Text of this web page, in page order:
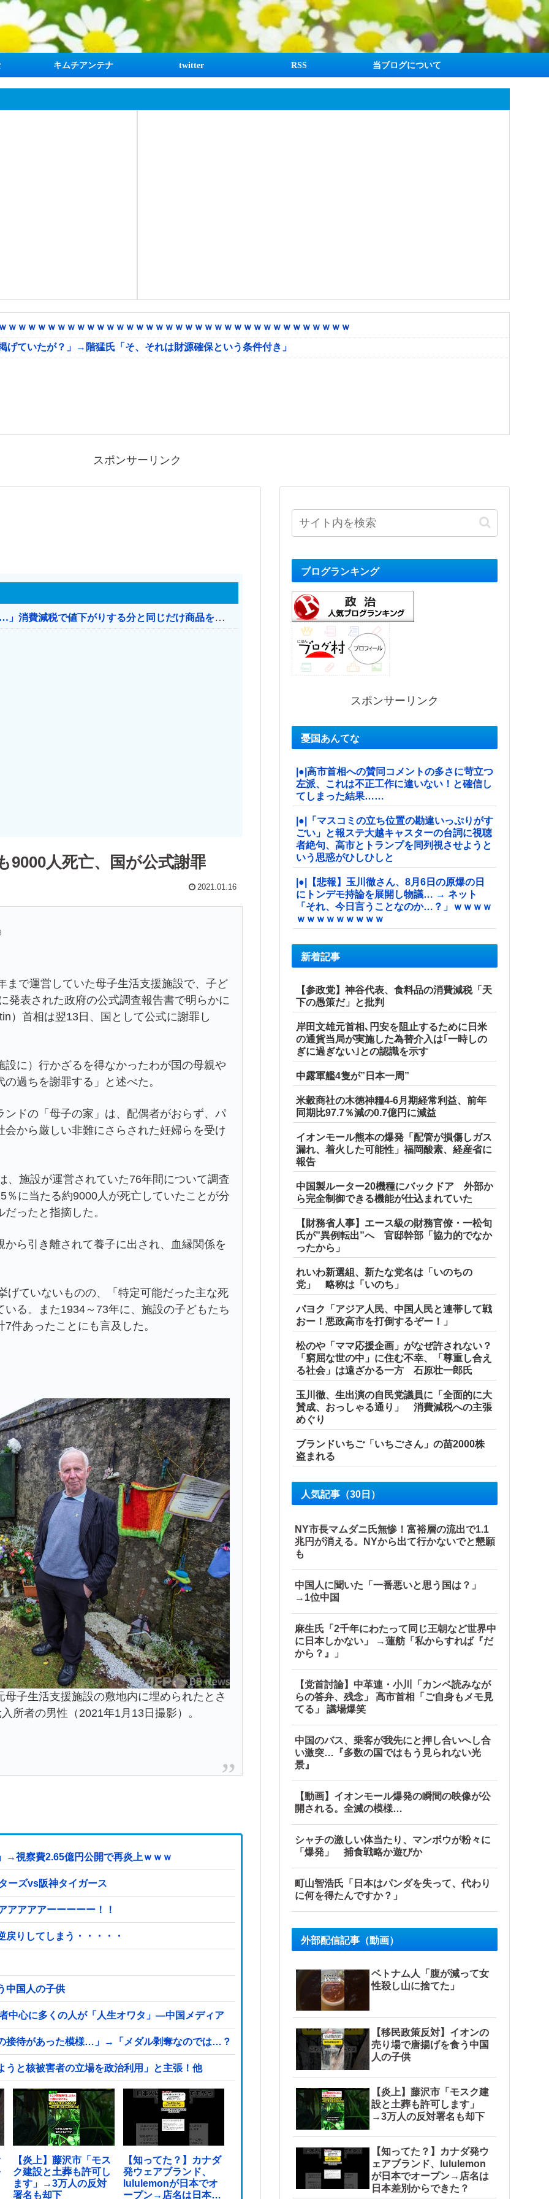
キムチアンテナ twitter RSS 当ブログについて
ｗｗｗｗｗｗｗｗｗｗｗｗｗｗｗｗｗｗｗｗｗｗｗｗｗｗｗｗｗｗｗｗｗｗ
ていたが？」→階猛氏「そ、それは財源確保という条件付き」
スポンサーリンク
【消費税率1％】 「下げるのが筋なんですけど…」消費減税で値下がりする分と同じだけ商品を値上げして店頭価格を変えない店も
9000人死亡、国が公式謝罪
2021.01.16
まで運営していた母子生活支援施設で、子ど
発表された政府の公式調査報告書で明らかに
）首相は翌13日、国として公式に謝罪し
に）行かざるを得なかったわが国の母親や
過ちを謝罪する」と述べた。
ドの「母子の家」は、配偶者がおらず、パ
から厳しい非難にさらされた妊婦らを受け
施設が運営されていた76年間について調査
に当たる約9000人が死亡していたことが分
ったと指摘した。
ら引き離されて養子に出され、血縁関係を
ていないものの、「特定可能だった主な死
る。また1934～73年に、施設の子どもたち
件あったことにも言及した。
子生活支援施設の敷地内に埋められたとさ
所者の男性（2021年1月13日撮影）。
→視察費2.65億円公開で再炎上ｗｗｗ
ーズvs阪神タイガース
アアアアーーーーー！！
りしてしまう・・・・・
中国人の子供
中心に多くの人が「人生オワタ」―中国メディア
接待があった模様…」→「メダル剥奪なのでは…？（ブルブル」＝韓国の反応
と核被害者の立場を政治利用」と主張！他
【炎上】藤沢市「モス
ク建設と土葬も許可し
ます」→3万人の反対
署名も却下
【知ってた？】カナダ
発ウェアブランド、
lululemonが日本でオ
ープン→店名は日本差
ブログランキング
スポンサーリンク
憂国あんてな
|●|高市首相への賛同コメントの多さに苛立つ
左派、これは不正工作に違いない！と確信し
てしまった結果……
|●|「マスコミの立ち位置の勘違いっぷりがす
ごい」と報ステ大越キャスターの台詞に視聴
者絶句、高市とトランプを同列視させようと
いう思惑がひしひしと
|●|【悲報】玉川徹さん、8月6日の原爆の日
にトンデモ持論を展開し物議… → ネット
「それ、今日言うことなのか…？」ｗｗｗｗ
ｗｗｗｗｗｗｗｗｗ
新着記事
【参政党】神谷代表、食料品の消費減税「天
下の愚策だ」と批判
岸田文雄元首相､円安を阻止するために日米
の通貨当局が実施した為替介入は｢一時しの
ぎに過ぎない｣との認識を示す
中露軍艦4隻が”日本一周”
米穀商社の木徳神糧4-6月期経常利益、前年
同期比97.7％減の0.7億円に減益
イオンモール熊本の爆発「配管が損傷しガス
漏れ、着火した可能性」福岡酸素、経産省に
報告
中国製ルーター20機種にバックドア 外部か
ら完全制御できる機能が仕込まれていた
【財務省人事】エース級の財務官僚・一松旬
氏が”異例転出”へ 官邸幹部「協力的でなか
ったから」
れいわ新選組、新たな党名は「いのちの
党」 略称は「いのち」
パヨク「アジア人民、中国人民と連帯して戦
おー！悪政高市を打倒するぞー！」
松のや「ママ応援企画」がなぜ許されない？
「窮屈な世の中」に住む不幸、「尊重し合え
る社会」は遠ざかる一方 石原壮一郎氏
玉川徹、生出演の自民党議員に「全面的に大
賛成、おっしゃる通り」 消費減税への主張
めぐり
ブランドいちご「いちごさん」の苗2000株
盗まれる
人気記事（30日）
NY市長マムダニ氏無惨！富裕層の流出で1.1
兆円が消える。NYから出て行かないでと懇願
も
中国人に聞いた「一番悪いと思う国は？」
→1位中国
麻生氏「2千年にわたって同じ王朝など世界中
に日本しかない」 →蓮舫「私からすれば『だ
から？』」
【党首討論】中革連・小川「カンペ読みなが
らの答弁、残念」 高市首相「ご自身もメモ見
てる」 議場爆笑
中国のバス、乗客が我先にと押し合いへし合
い激突…『多数の国ではもう見られない光
景』
【動画】イオンモール爆発の瞬間の映像が公
開される。全滅の模様…
シャチの激しい体当たり、マンボウが粉々に
「爆発」 捕食戦略か遊びか
町山智浩氏「日本はパンダを失って、代わり
に何を得たんですか？」
外部配信記事（動画）
ベトナム人「腹が減って女
性殺し山に捨てた」
【移民政策反対】イオンの
売り場で唐揚げを食う中国
人の子供
【炎上】藤沢市「モスク建
設と土葬も許可します」
→3万人の反対署名も却下
【知ってた？】カナダ発ウ
ェアブランド、lululemon
が日本でオープン→店名は
日本差別からできた？